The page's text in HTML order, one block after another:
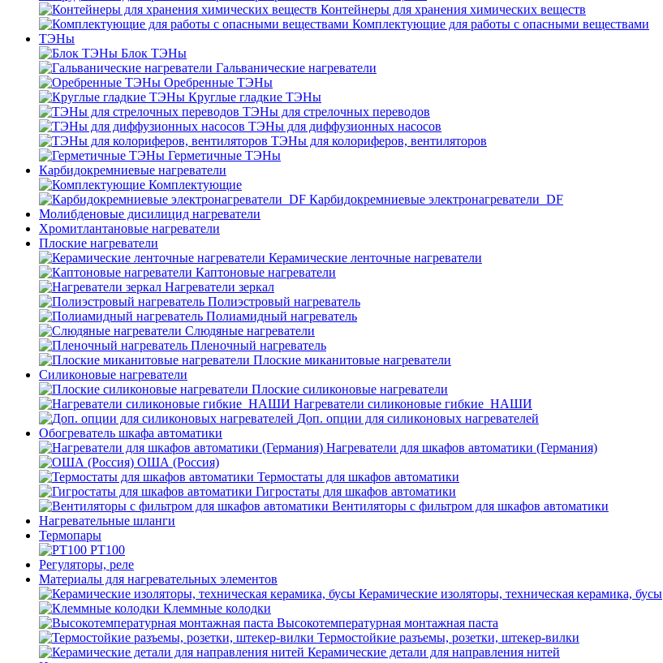
Контейнеры для хранения химических веществ
Комплектующие для работы с опасными веществами
ТЭНы
Блок ТЭНы
Гальванические нагреватели
Оребренные ТЭНы
Круглые гладкие ТЭНы
ТЭНы для стрелочных переводов
ТЭНы для диффузионных насосов
ТЭНы для колориферов, вентиляторов
Герметичные ТЭНы
Карбидокремниевые нагреватели
Комплектующие
Карбидокремниевые электронагреватели_DF
Молибденовые дисилицид нагреватели
Хромитлантановые нагреватели
Плоские нагреватели
Керамические ленточные нагреватели
Каптоновые нагреватели
Нагреватели зеркал
Полиэстровый нагреватель
Полиамидный нагреватель
Слюдяные нагреватели
Пленочный нагреватель
Плоские миканитовые нагреватели
Силиконовые нагреватели
Плоские силиконовые нагреватели
Нагреватели силиконовые гибкие_НАШИ
Доп. опции для силиконовых нагревателей
Обогреватель шкафа автоматики
Нагреватели для шкафов автоматики (Германия)
ОША (Россия)
Термостаты для шкафов автоматики
Гигростаты для шкафов автоматики
Вентиляторы с фильтром для шкафов автоматики
Нагревательные шланги
Термопары
PT100
Регуляторы, реле
Материалы для нагревательных элементов
Керамические изоляторы, техническая керамика, бусы
Клеммные колодки
Высокотемпературная монтажная паста
Термостойкие разъемы, розетки, штекер-вилки
Керамические детали для направления нитей